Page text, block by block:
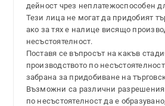
дейност чрез неплатежоспособен
Тези лица не могат да придобият
ако за тях е налице висящо
несъстоятелност.
Поставя се въпросът на какъв
производството по
забрана за придобиване на
Възможни са различни разрешения
по несъстоятелност да е